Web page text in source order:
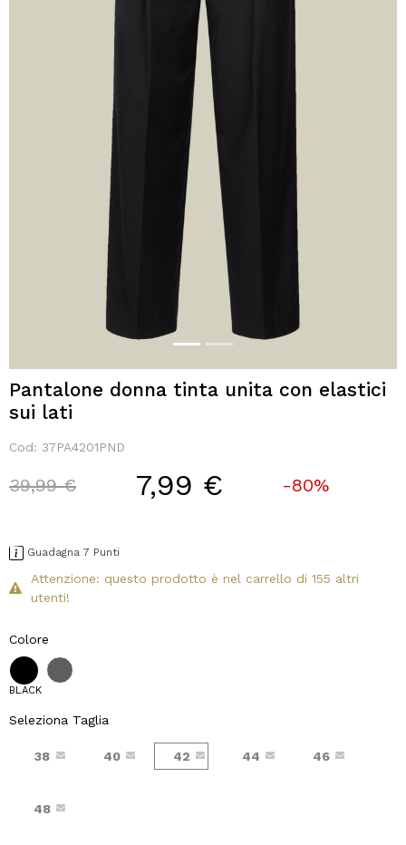
Pantalone donna tinta unita con elastici
sui lati
Cod: 37PA4201PND
Price reduced from
39,99 €to 7,99 € -80%
Guadagna 7 Punti
Attenzione: questo prodotto è nel carrello di 155 altri
utenti!
Colore
BLACK
Seleziona Taglia
38 40 42 44 46
48